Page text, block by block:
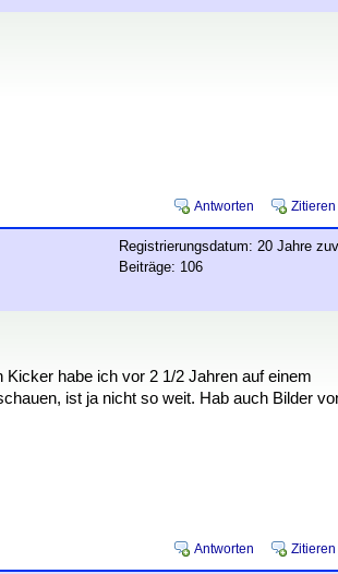
Antworten Zitieren
Registrierungsdatum: 20 Jahre
Beiträge: 106
habe ich vor 2 1/2 Jahren auf einem
ist ja nicht so weit. Hab auch Bilder
Antworten Zitieren